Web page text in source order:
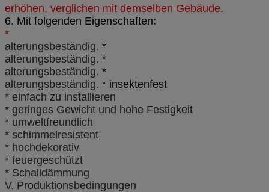
erhöhen, verglichen mit demselben Gebäude.
6. Mit folgenden Eigenschaften:
*
alterungsbeständig. *
alterungsbeständig. *
alterungsbeständig. *
alterungsbeständig. * insektenfest
* einfach zu installieren
* geringes Gewicht und hohe Festigkeit
* umweltfreundlich
* schimmelresistent
* hochdekorativ
* feuergeschützt
* Schalldämmung
V. Produktionsbedingungen